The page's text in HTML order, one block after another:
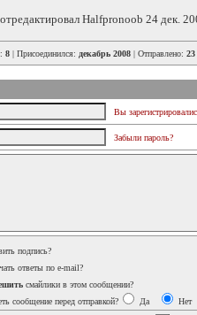
Halfpronoob 24 дек.
8 | Присоединился: декабрь 2008 | Отправлено: 23
Вы
Забыли пароль?
подпись?
ответы по e-mail?
смайлики в этом сообщении?
сообщение перед отправкой?
Да Нет